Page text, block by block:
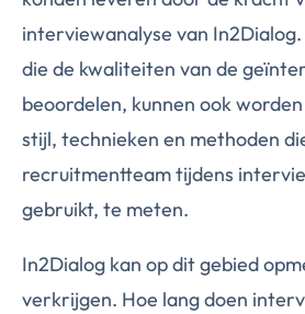
interviewanalyse van
die de kwaliteiten van de
beoordelen, kunnen ook
stijl, technieken en methoden
recruitmentteam tijdens
gebruikt, te meten.
In2Dialog kan op dit gebied
verkrijgen. Hoe lang doen